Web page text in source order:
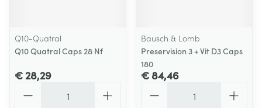
Q10-Quatral
Q10 Quatral Caps 28 Nf
€ 28,29
Bausch & Lomb
Preservision 3 + Vit D3 Caps
180
€ 84,46